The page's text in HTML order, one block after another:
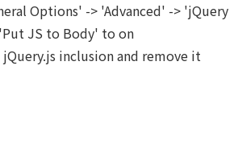
Options' -> 'Advanced' -> 'jQuery
JS to Body' to on
inclusion and remove it